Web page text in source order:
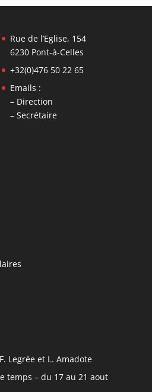
Rue de l’Eglise, 154
6230 Pont-à-Celles
+32(0)476 50 22 65
Emails :
– Direction
– Secrétaire
Legrée et L. Amadote
temps – du 17 au 21 aout